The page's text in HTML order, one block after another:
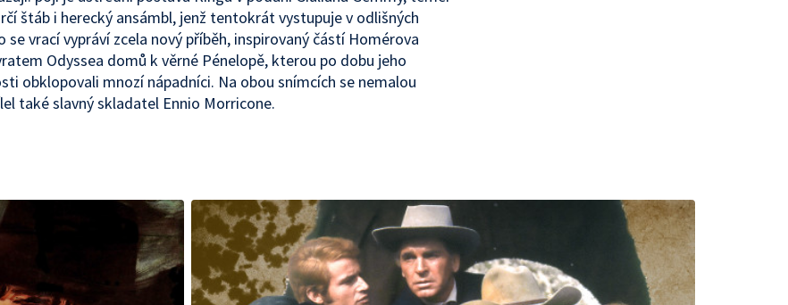
štáb i herecký ansámbl, jenž tentokrát vystupuje v odlišných
se vrací vypráví zcela nový příběh, inspirovaný částí Homérova
Odyssea domů k věrné Pénelopě, kterou po dobu jeho
obklopovali mnozí nápadníci. Na obou snímcích se nemalou
také slavný skladatel Ennio Morricone.